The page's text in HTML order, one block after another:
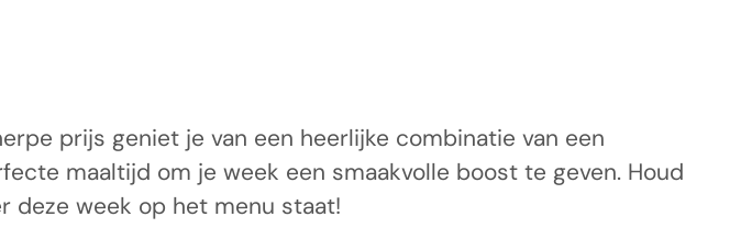
prijs geniet je van een heerlijke combinatie van een
maaltijd om je week een smaakvolle boost te geven. Houd
deze week op het menu staat!